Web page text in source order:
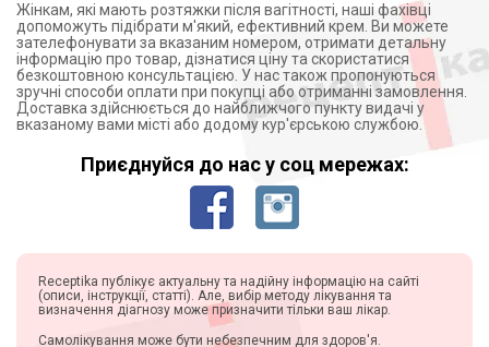
Жінкам, які мають розтяжки після вагітності, наші фахівці
допоможуть підібрати м'який, ефективний крем. Ви можете
зателефонувати за вказаним номером, отримати детальну
інформацію про товар, дізнатися ціну та скористатися
безкоштовною консультацією. У нас також пропонуються
зручні способи оплати при покупці або отриманні замовлення.
Доставка здійснюється до найближчого пункту видачі у
вказаному вами місті або додому кур'єрською службою.
Приєднуйся до нас у соц мережах:
Receptika публікує актуальну та надійну інформацію на сайті
(описи, інструкції, статті). Але, вибір методу лікування та
визначення діагнозу може призначити тільки ваш лікар.
Самолікування може бути небезпечним для здоров'я.